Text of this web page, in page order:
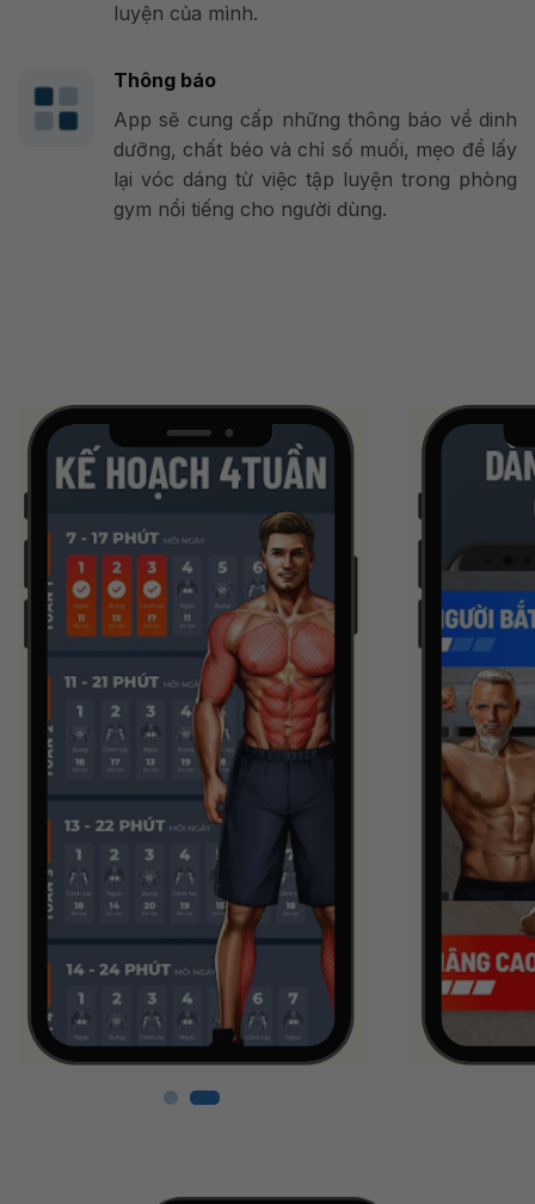
luyện của mình.
Thông báo
App sẽ cung cấp những thông báo về dinh
dưỡng, chất béo và chỉ số muối, mẹo để lấy
lại vóc dáng từ việc tập luyện trong phòng
gym nổi tiếng cho người dùng.